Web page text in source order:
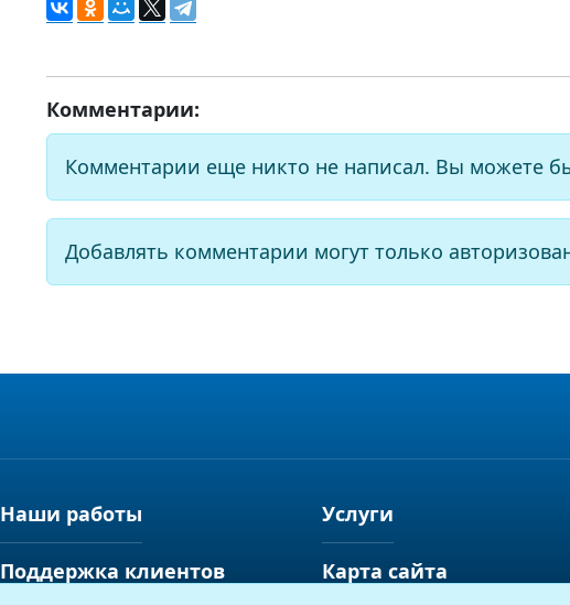
Комментарии:
Комментарии еще никто не написал. Вы можете
Добавлять комментарии могут только
Наши работы Услуги
Поддержка клиентов Карта сайта